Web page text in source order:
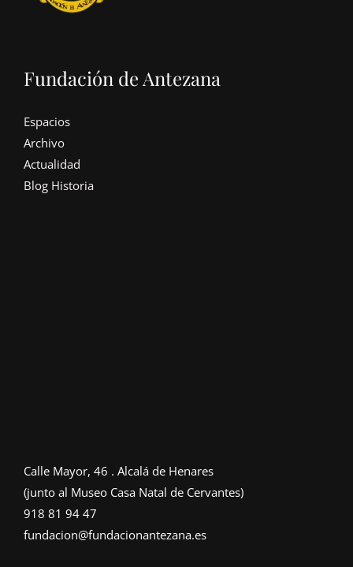
Fundación de Antezana
Espacios
Archivo
Actualidad
Blog Historia
Calle Mayor, 46 . Alcalá de Henares
(junto al Museo Casa Natal de Cervantes)
918 81 94 47
fundacion@fundacionantezana.es